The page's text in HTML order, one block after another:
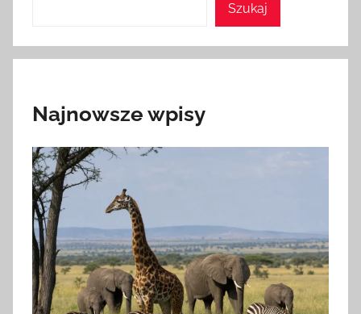
Szukaj
Najnowsze wpisy